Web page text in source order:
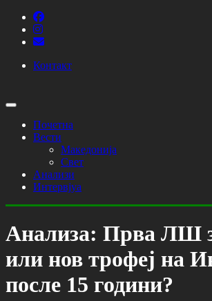
Контакт
Почетна
Вести
Македонија
Свет
Анализи
Интервјуа
Анализа: Прва ЛШ
или нов трофеј на
после 15 години?